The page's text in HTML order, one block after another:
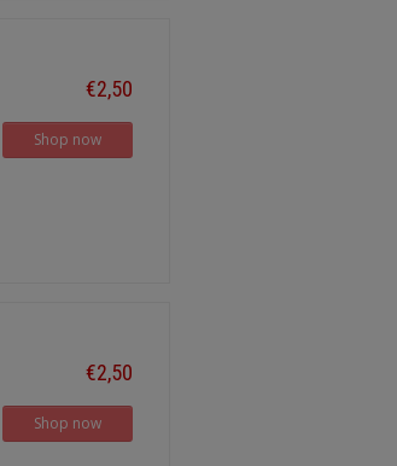
€2,50
Shop now
€2,50
Shop now